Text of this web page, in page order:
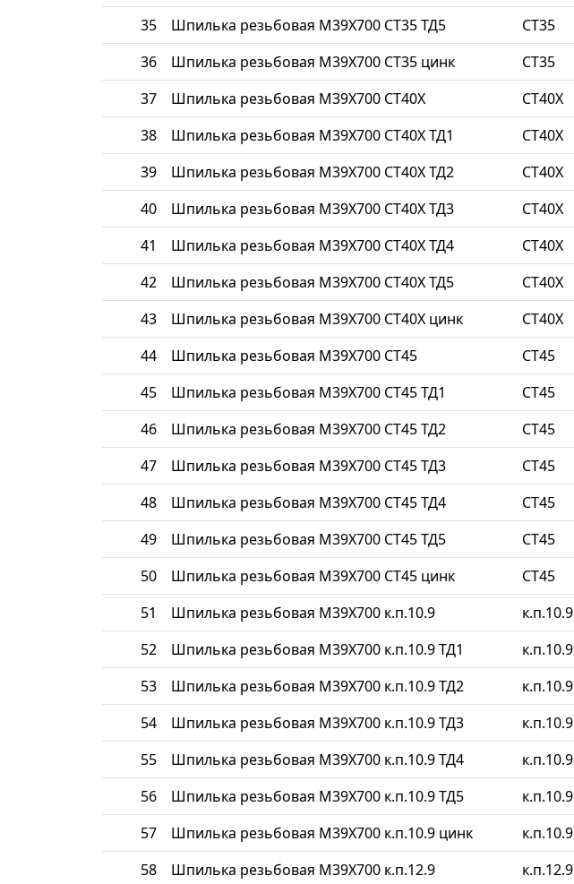
35 Шпилька резьбовая М39Х700 СТ35 ТД5 СТ35
36 Шпилька резьбовая М39Х700 СТ35 цинк СТ35
37 Шпилька резьбовая М39Х700 СТ40Х СТ40Х
38 Шпилька резьбовая М39Х700 СТ40Х ТД1 СТ40Х
39 Шпилька резьбовая М39Х700 СТ40Х ТД2 СТ40Х
40 Шпилька резьбовая М39Х700 СТ40Х ТД3 СТ40Х
41 Шпилька резьбовая М39Х700 СТ40Х ТД4 СТ40Х
42 Шпилька резьбовая М39Х700 СТ40Х ТД5 СТ40Х
43 Шпилька резьбовая М39Х700 СТ40Х цинк СТ40Х
44 Шпилька резьбовая М39Х700 СТ45 СТ45
45 Шпилька резьбовая М39Х700 СТ45 ТД1 СТ45
46 Шпилька резьбовая М39Х700 СТ45 ТД2 СТ45
47 Шпилька резьбовая М39Х700 СТ45 ТД3 СТ45
48 Шпилька резьбовая М39Х700 СТ45 ТД4 СТ45
49 Шпилька резьбовая М39Х700 СТ45 ТД5 СТ45
50 Шпилька резьбовая М39Х700 СТ45 цинк СТ45
51 Шпилька резьбовая М39Х700 к.п.10.9 к.п.10.9
52 Шпилька резьбовая М39Х700 к.п.10.9 ТД1 к.п.10.9
53 Шпилька резьбовая М39Х700 к.п.10.9 ТД2 к.п.10.9
54 Шпилька резьбовая М39Х700 к.п.10.9 ТД3 к.п.10.9
55 Шпилька резьбовая М39Х700 к.п.10.9 ТД4 к.п.10.9
56 Шпилька резьбовая М39Х700 к.п.10.9 ТД5 к.п.10.9
57 Шпилька резьбовая М39Х700 к.п.10.9 цинк к.п.10.9
58 Шпилька резьбовая М39Х700 к.п.12.9 к.п.12.9